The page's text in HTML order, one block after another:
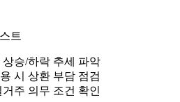
트
승/하락 추세 파악
시 상환 부담 점검
주 의무 조건 확인